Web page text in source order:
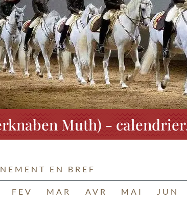
Muth) -
EN BREF
FEV MAR AVR MAI JUN